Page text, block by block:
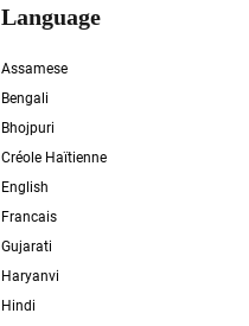
Language
Assamese
Bengali
Bhojpuri
Créole Haïtienne
English
Francais
Gujarati
Haryanvi
Hindi